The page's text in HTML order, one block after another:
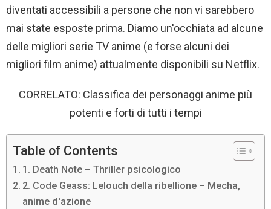
diventati accessibili a persone che non vi sarebbero
mai state esposte prima. Diamo un'occhiata ad alcune
delle migliori serie TV anime (e forse alcuni dei
migliori film anime) attualmente disponibili su Netflix.
CORRELATO: Classifica dei personaggi anime più
potenti e forti di tutti i tempi
Table of Contents
1. Death Note – Thriller psicologico
2. Code Geass: Lelouch della ribellione – Mecha,
anime d'azione